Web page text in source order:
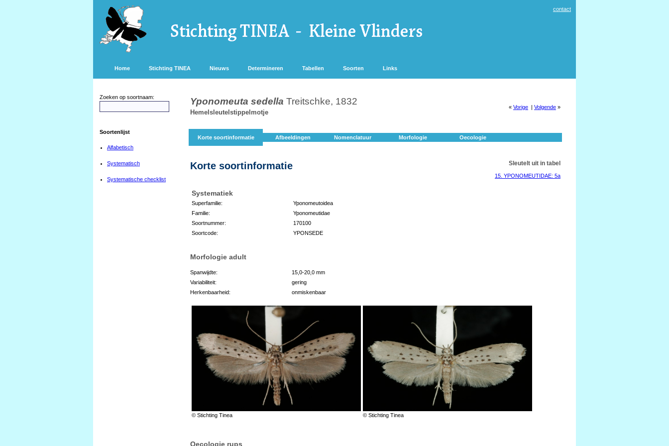
contact
Home Stichting TINEA Nieuws Determineren Tabellen Soorten Links
Zoeken op soortnaam:
Soortenlijst
Alfabetisch
Systematisch
Systematische checklist
Yponomeuta sedella Treitschke, 1832
Hemelsleutelstippelmotje
« Vorige | Volgende »
Korte soortinformatie Afbeeldingen Nomenclatuur Morfologie Oecologie
Korte soortinformatie
Systematiek
Superfamilie:
Yponomeutoidea
Familie:
Yponomeutidae
Soortnummer:
170100
Soortcode:
YPONSEDE
Sleutelt uit in tabel
15. YPONOMEUTIDAE: 5a
Morfologie adult
Spanwijdte:
15,0-20,0 mm
Variabiliteit:
gering
Herkenbaarheid:
onmiskenbaar
© Stichting Tinea © Stichting Tinea
Oecologie rups